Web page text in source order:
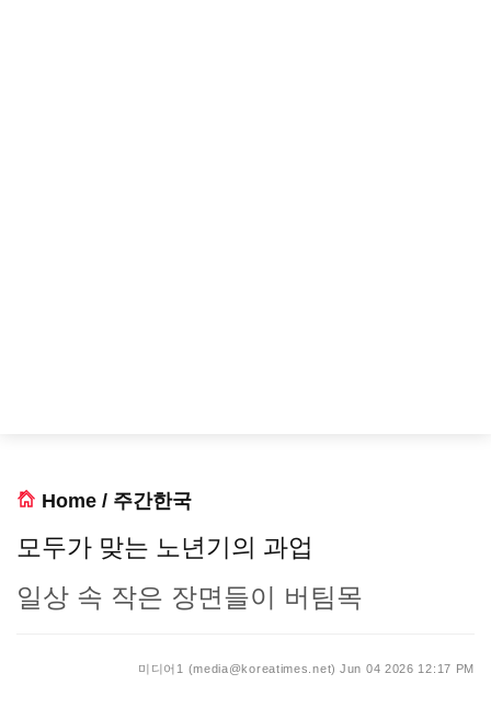
Home / 주간한국
모두가 맞는 노년기의 과업
일상 속 작은 장면들이 버팀목
미디어1 (media@koreatimes.net) Jun 04 2026 12:17 PM